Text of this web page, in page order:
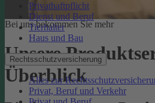
Privathaftpflicht
Dienst und Beruf
Tierhalter
Haus und Bau
Rechtsschutzversicherung
Alles zur
Privat, Beruf und Verkehr
Bei uns bekommen Sie mehr
Unsere
Überblick